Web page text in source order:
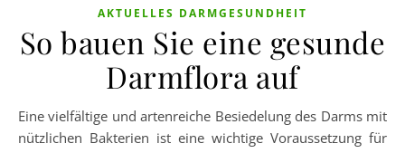
AKTUELLES DARMGESUNDHEIT
So bauen Sie eine gesunde
Darmflora auf
Eine vielfältige und artenreiche Besiedelung des Darms mit
nützlichen Bakterien ist eine wichtige Voraussetzung für